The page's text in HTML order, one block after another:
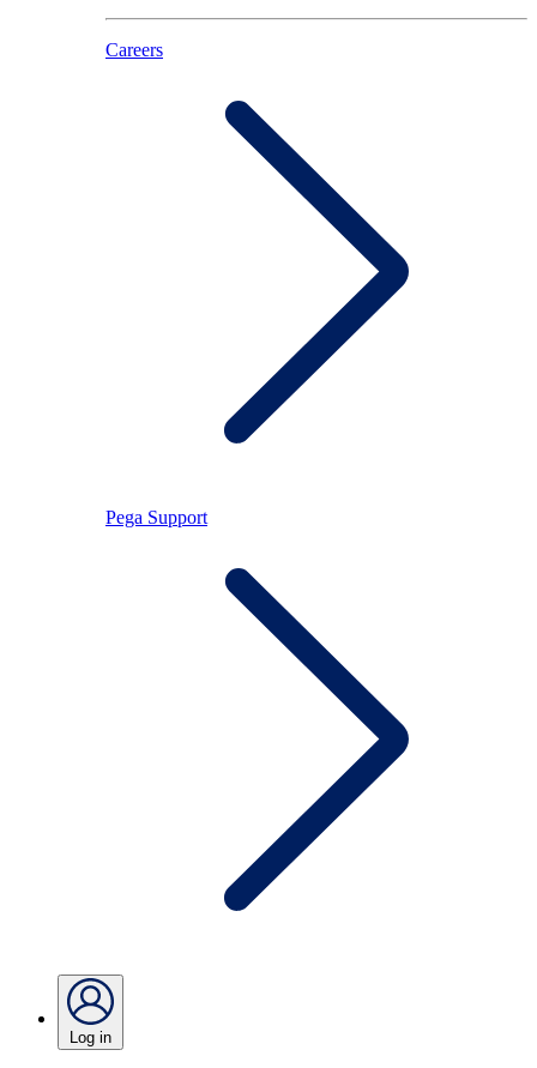
Careers
Pega Support
Log in